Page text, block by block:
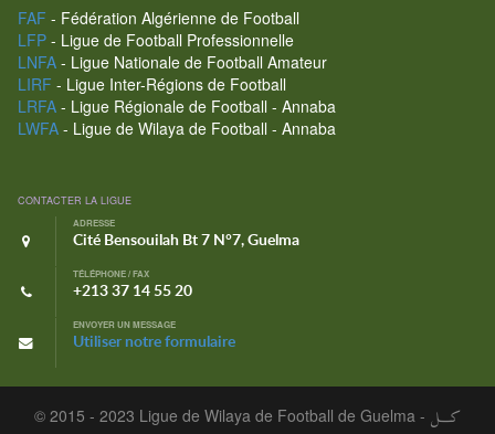
FAF - Fédération Algérienne de Football
LFP- Ligue de Football Professionnelle
LNFA- Ligue Nationale de Football Amateur
LIRF - Ligue Inter-Régions de Football
LRFA- Ligue Régionale de Football - Annaba
LWFA- Ligue de Wilaya de Football - Annaba
CONTACTER LA LIGUE
ADRESSE
Cité Bensouilah Bt 7 N°7, Guelma
TÉLÉPHONE / FAX
+213 37 14 55 20
ENVOYER UN MESSAGE
Utiliser notre formulaire
© 2015 - 2023 Ligue de Wilaya de Football de Guelma - كـــل